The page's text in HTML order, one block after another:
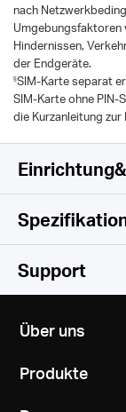
nach
Umgebungsfaktoren
Hindernissen,
der Endgeräte.
§SIM-Karte separat
SIM-Karte ohne PIN-
die Kurzanleitung
Drahtlos
Cat 4
Network Type
108 × 86.8 × 34
Support
Über uns
Produkte